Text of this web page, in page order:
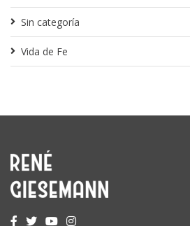
Sin categoría
Vida de Fe